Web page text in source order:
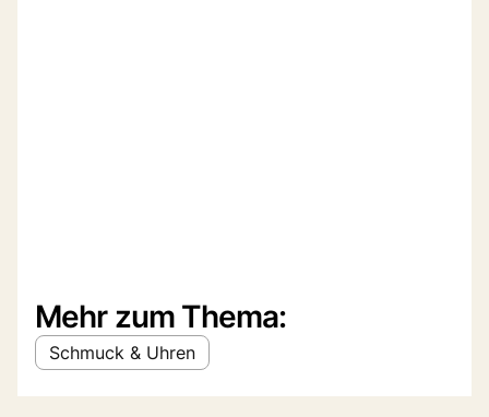
Mehr zum Thema:
Schmuck & Uhren